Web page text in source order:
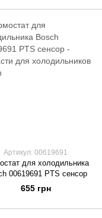
Артикул: 00619691
для холодильника
00619691 PTS сенсор
655 грн